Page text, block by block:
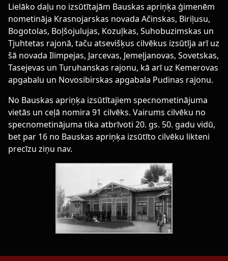
Lielāko daļu no izsūtītajām Bauskas apriņķa ģimenēm
nometināja Krasnojarskas novada Ačinskas, Biriļusu,
Bogotolas, Boļšojulujas, Kozuļkas, Suhobuzimskas un
Tjuhtetas rajonā, taču atsevišķus cilvēkus izsūtīja arī uz
šā novada Ilimpejas, Jarcevas, Jemeļjanovas, Sovetskas,
Tasejevas un Turuhanskas rajonu, kā arī uz Kemerovas
apgabalu un Novosibirskas apgabala Pudinas rajonu.
No Bauskas apriņķa izsūtītajiem specnometinājuma
vietās un ceļā nomira 91 cilvēks. Vairums cilvēku no
specnometinājuma tika atbrīvoti 20. gs. 50. gadu vidū,
bet par 16 no Bauskas apriņķa izsūtīto cilvēku likteni
precīzu ziņu nav.